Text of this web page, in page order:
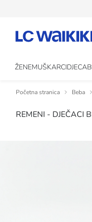
ŽENEMUŠKARCIDJECA
Početna stranica Beba
REMENI - DJEČACI